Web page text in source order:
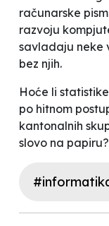
računarske
razvoju
savladaju neke
bez njih.
Hoće li
po hitnom
kantonalnih
slovo na papiru?